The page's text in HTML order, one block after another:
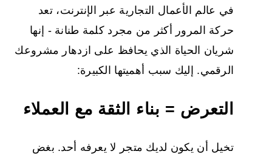
في عالم الأعمال التجارية عبر الإنترنت، تعد
حركة المرور أكثر من مجرد كلمة طنانة - إنها
شريان الحياة الذي يحافظ على ازدهار مشروعك
الرقمي. إليك سبب أهميتها الكبيرة:
التعرض = بناء الثقة مع العملاء
تخيل أن يكون لديك متجر لا يعرفه أحد. بغض